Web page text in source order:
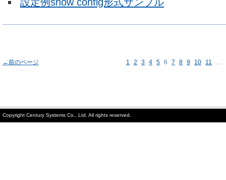
←前のページ 1 2 3 4 5 6 7 8 9 10 11 …
Copyright Century Systems Co., Ltd. All rights reserved.